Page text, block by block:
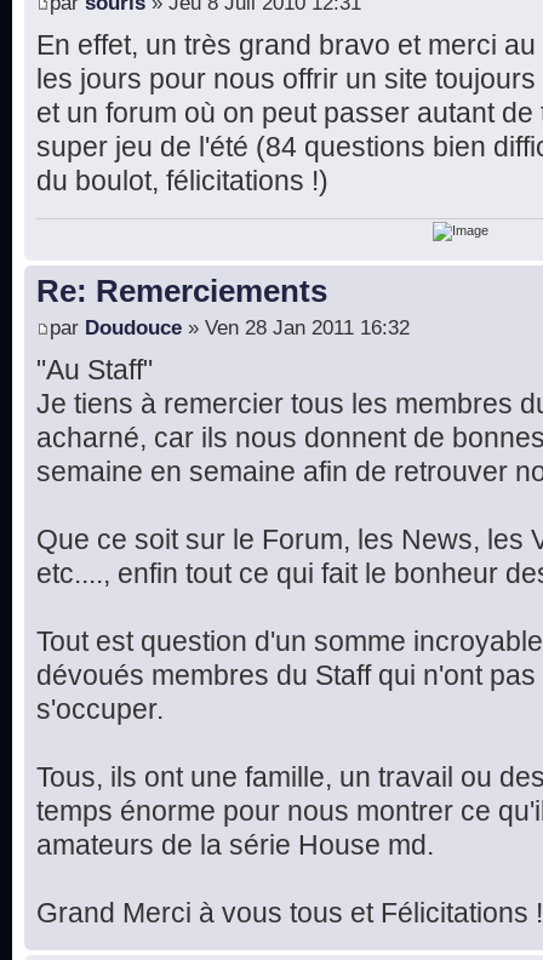
En effet, un très grand bravo et merci
les jours pour nous offrir un site
et un forum où on peut passer autant
super jeu de l'été (84 questions bien
du boulot, félicitations !)
Re: Remerciements
par Doudouce » Ven 28 Jan 2011 16:32
"Au Staff"
Je tiens à remercier tous les membres
acharné, car ils nous donnent de
semaine en semaine afin de retrouver
Que ce soit sur le Forum, les News, les
etc...., enfin tout ce qui fait le bonheur
Tout est question d'un somme
dévoués membres du Staff qui n'ont
s'occuper.
Tous, ils ont une famille, un travail ou
temps énorme pour nous montrer ce
amateurs de la série House md.
Grand Merci à vous tous et Félicitations